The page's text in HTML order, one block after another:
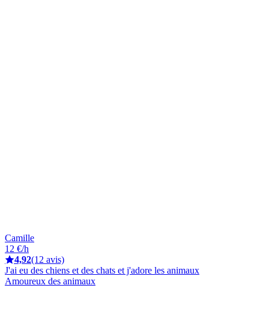
Camille
12 €/h
4,92(12 avis)
J'ai eu des chiens et des chats et j'adore les animaux
Amoureux des animaux